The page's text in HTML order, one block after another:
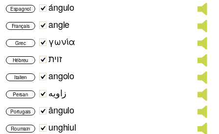
Espagnol ángulo
Français angle
Grec γωνία
Hébreu זוית
Italien angolo
Persan زاویه
Portugais ângulo
Roumain unghiul